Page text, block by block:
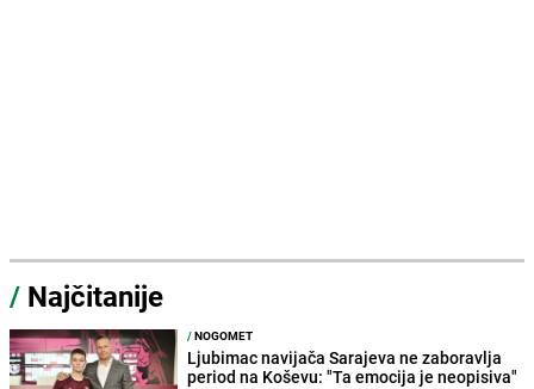
/ Najčitanije
/NOGOMET
Ljubimac navijača Sarajeva ne zaboravlja
period na Koševu: "Ta emocija je neopisiva"